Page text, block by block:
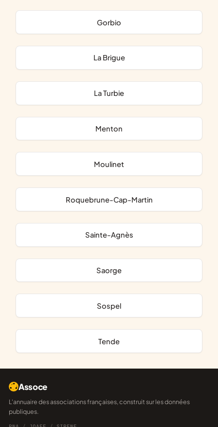
Gorbio
La Brigue
La Turbie
Menton
Moulinet
Roquebrune-Cap-Martin
Sainte-Agnès
Saorge
Sospel
Tende
Assoce
L'annuaire des associations françaises, construit sur les données
publiques.